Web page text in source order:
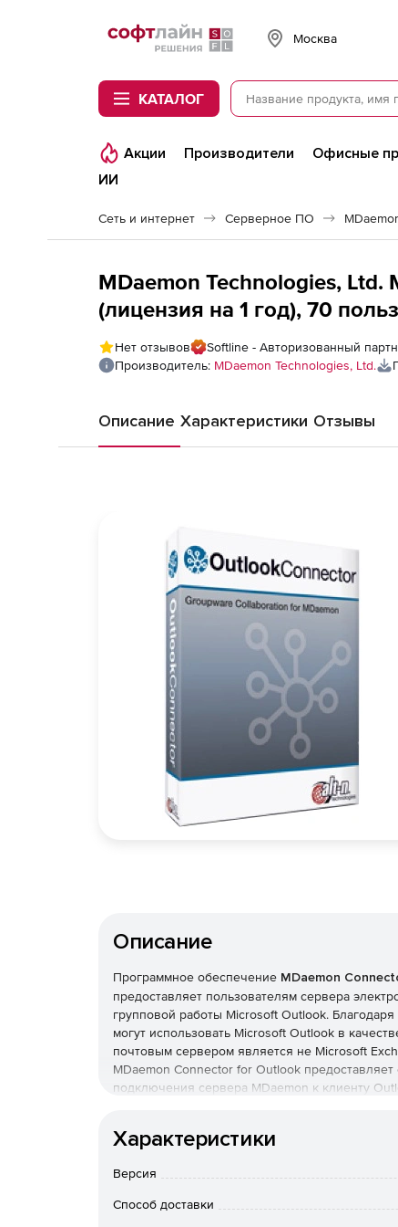
Softline
Москва
КАТАЛОГ
Акции Производители Офисные
ИИ
Сеть и интернет Серверное ПО
MDaemon Technologies,
(лицензия на 1 год), 70
Нет отзывов
Softline - Авторизованный
Производитель: MDaemon Technologies, Ltd.
Описание Характеристики Отзывы
Описание
Программное обеспечение MDaemon
предоставляет пользователям сервера
групповой работы Microsoft Outlook.
могут использовать Microsoft Outlook в
почтовым сервером является не Microsoft
MDaemon Connector for Outlook
подключения сервера MDaemon к клиенту
организаций и компаний средних размеров.
Характеристики
Версия
Способ доставки